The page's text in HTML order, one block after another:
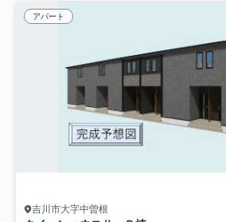
アパート
吉川市大字中曽根